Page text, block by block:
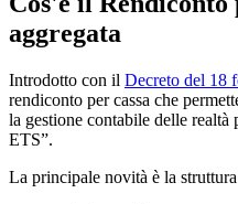
aggregata
Introdotto con il Decreto del 18
rendiconto per cassa che
la gestione contabile delle
ETS”.
La principale novità è la